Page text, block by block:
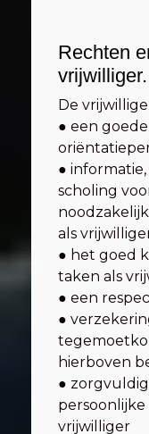
Rechten
vrijwilliger.
De
● een
●
scholing
als
● het goed
taken als
● een
●
hierboven
●
persoonlijke
vrijwilliger